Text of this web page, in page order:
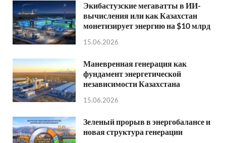
Экибастузские мегаватты в ИИ-
вычисления или как Казахстан
монетизирует энергию на $10 млрд
15.06.2026
Маневренная генерация как
фундамент энергетической
независимости Казахстана
15.06.2026
Зеленый прорыв в энергобалансе и
новая структура генерации